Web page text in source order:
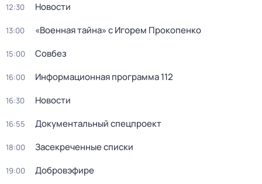
12:30 Новости
13:00 «Военная тайна» с Игорем Прокопенко
15:00 Совбез
16:00 Информационная программа 112
16:30 Новости
16:55 Документальный спецпроект
18:00 Заcекрeченные списки
19:00 Добровэфире